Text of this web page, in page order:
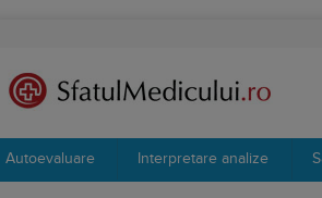
Autoevaluare Interpretare analize